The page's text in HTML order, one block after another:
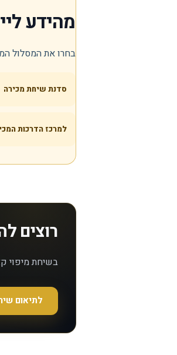
מהידע
בחרו את המסלול
סדנת שיחת מכירה
למרכז הדרכות
רוצים
בשיחת מיפוי
לתיאום